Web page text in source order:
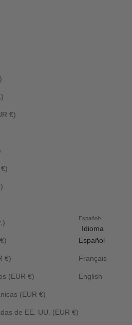
€)
€)
(EUR €)
(EUR €)
de EE. UU. (EUR €)
Español
Idioma
Español
Français
English